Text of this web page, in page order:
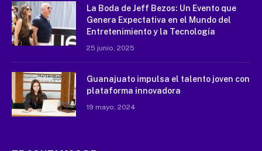
La Boda de Jeff Bezos: Un Evento que
Genera Expectativa en el Mundo del
Entretenimiento y la Tecnología
25 junio, 2025
Guanajuato impulsa el talento joven con
plataforma innovadora
19 mayo, 2024